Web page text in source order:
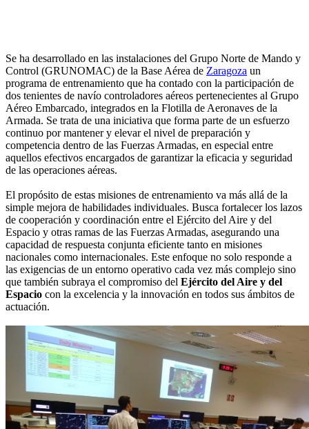
Se ha desarrollado en las instalaciones del Grupo Norte de Mando y
Control (GRUNOMAC) de la Base Aérea de Zaragoza un
programa de entrenamiento que ha contado con la participación de
dos tenientes de navío controladores aéreos pertenecientes al Grupo
Aéreo Embarcado, integrados en la Flotilla de Aeronaves de la
Armada. Se trata de una iniciativa que forma parte de un esfuerzo
continuo por mantener y elevar el nivel de preparación y
competencia dentro de las Fuerzas Armadas, en especial entre
aquellos efectivos encargados de garantizar la eficacia y seguridad
de las operaciones aéreas.
El propósito de estas misiones de entrenamiento va más allá de la
simple mejora de habilidades individuales. Busca fortalecer los lazos
de cooperación y coordinación entre el Ejército del Aire y del
Espacio y otras ramas de las Fuerzas Armadas, asegurando una
capacidad de respuesta conjunta eficiente tanto en misiones
nacionales como internacionales. Este enfoque no solo responde a
las exigencias de un entorno operativo cada vez más complejo sino
que también subraya el compromiso del Ejército del Aire y del
Espacio con la excelencia y la innovación en todos sus ámbitos de
actuación.